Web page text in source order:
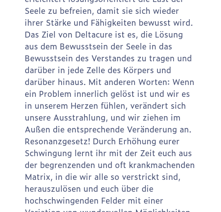
Seele zu befreien, damit sie sich wieder
ihrer Stärke und Fähigkeiten bewusst wird.
Das Ziel von Deltacure ist es, die Lösung
aus dem Bewusstsein der Seele in das
Bewusstsein des Verstandes zu tragen und
darüber in jede Zelle des Körpers und
darüber hinaus. Mit anderen Worten: Wenn
ein Problem innerlich gelöst ist und wir es
in unserem Herzen fühlen, verändert sich
unsere Ausstrahlung, und wir ziehen im
Außen die entsprechende Veränderung an.
Resonanzgesetz! Durch Erhöhung eurer
Schwingung lernt ihr mit der Zeit euch aus
der begrenzenden und oft krankmachenden
Matrix, in die wir alle so verstrickt sind,
herauszulösen und euch über die
hochschwingenden Felder mit einer